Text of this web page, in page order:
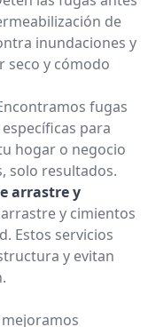
de
inundaciones y
seco y cómodo
fugas
para
hogar o negocio
solo resultados.
arrastre y
y cimientos
Estos servicios
y evitan